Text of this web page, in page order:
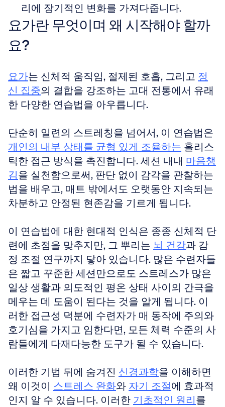
리에 장기적인 변화를 가져다줍니다.
요가란 무엇이며 왜 시작해야 할까
요?
요가는 신체적 움직임, 절제된 호흡, 그리고 정
신 집중의 결합을 강조하는 고대 전통에서 유래
한 다양한 연습법을 아우릅니다.
개인의 내부 상태를 균형 있게 조율하는 홀리스
틱한 접근 방식을 촉진합니다. 세션 내내 마음챙
김을 실천함으로써, 판단 없이 감각을 관찰하는
법을 배우고, 매트 밖에서도 오랫동안 지속되는
차분하고 안정된 현존감을 기르게 됩니다.
이 연습법에 대한 현대적 인식은 종종 신체적 단
련에 초점을 맞추지만, 그 뿌리는 뇌 건강과 감
정 조절 연구까지 닿아 있습니다. 많은 수련자들
은 짧고 꾸준한 세션만으로도 스트레스가 많은
일상 생활과 의도적인 평온 상태 사이의 간극을
메우는 데 도움이 된다는 것을 알게 됩니다. 이
러한 접근성 덕분에 수련자가 매 동작에 주의와
호기심을 가지고 임한다면, 모든 체력 수준의 사
람들에게 다재다능한 도구가 될 수 있습니다.
이러한 기법 뒤에 숨겨진 신경과학을 이해하면
왜 이것이 스트레스 완화와 자기 조절에 효과적
인지 알 수 있습니다. 이러한 기초적인 원리를